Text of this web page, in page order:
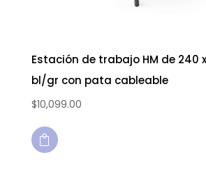
Estación de trabajo HM de 240
bl/gr con pata cableable
$10,099.00
